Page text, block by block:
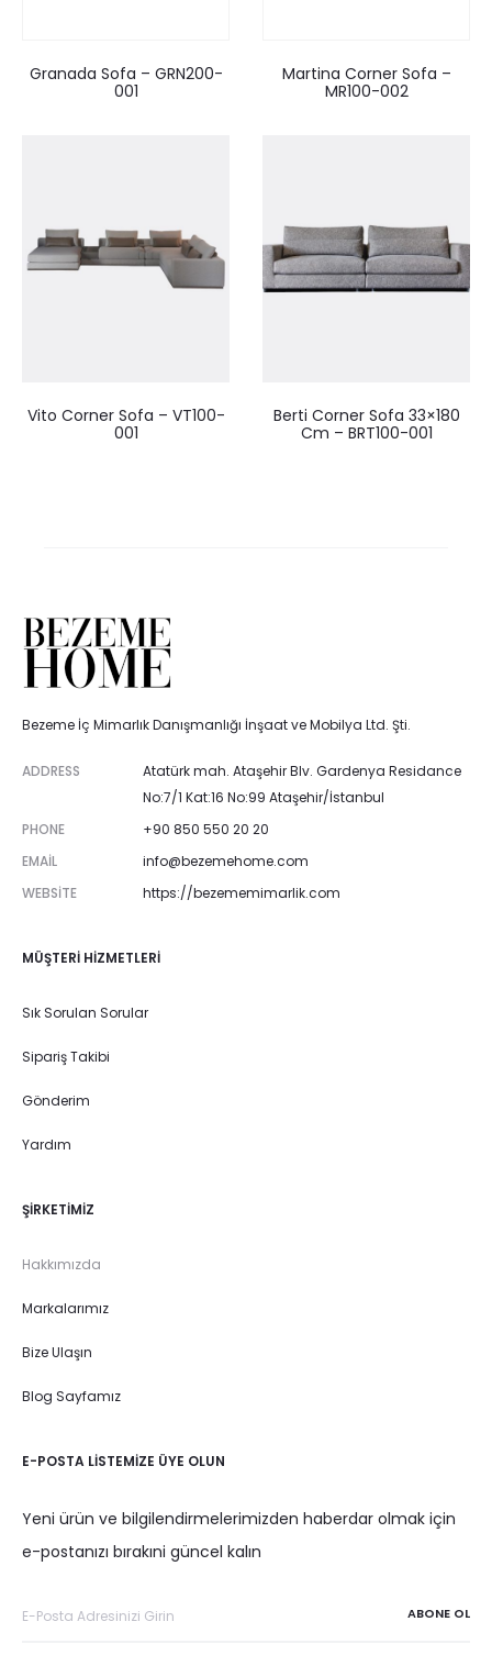
Granada Sofa – GRN200-
001
Martina Corner Sofa –
MR100-002
Vito Corner Sofa – VT100-
001
Berti Corner Sofa 33×180
Cm – BRT100-001
Bezeme İç Mimarlık Danışmanlığı İnşaat ve Mobilya Ltd. Şti.
ADDRESS
Atatürk mah. Ataşehir Blv. Gardenya Residance
No:7/1 Kat:16 No:99 Ataşehir/İstanbul
PHONE
+90 850 550 20 20
EMAIL
info@bezemehome.com
WEBSITE
https://bezememimarlik.com
MÜŞTERI HIZMETLERI
Sık Sorulan Sorular
Sipariş Takibi
Gönderim
Yardım
ŞIRKETIMIZ
Hakkımızda
Markalarımız
Bize Ulaşın
Blog Sayfamız
E-POSTA LISTEMIZE ÜYE OLUN
Yeni ürün ve bilgilendirmelerimizden haberdar olmak için
e-postanızı bırakıni güncel kalın